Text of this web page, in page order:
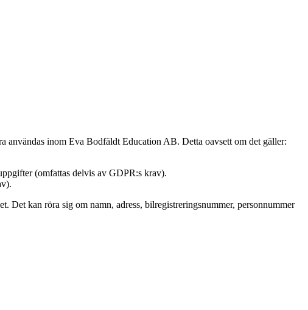
användas inom Eva Bodfäldt Education AB. Detta oavsett om det gäller:
(omfattas delvis av GDPR:s krav).
Det kan röra sig om namn, adress, bilregistreringsnummer, personnummer